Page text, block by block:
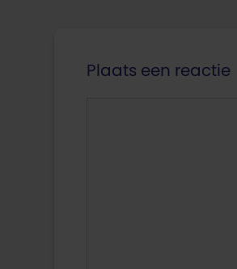
Plaats een reactie